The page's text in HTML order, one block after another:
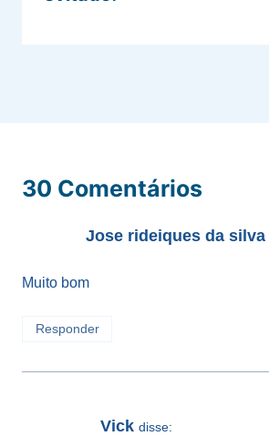
30 Comentários
Jose rideiques da silva
Muito bom
Responder
Vick disse: